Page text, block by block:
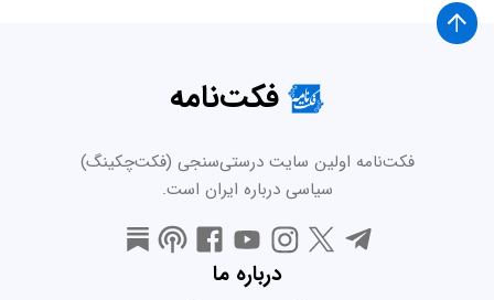
فکت‌نامه
فکت‌نامه اولین سایت درستی‌سنجی (فکت‌چکینگ)
سیاسی درباره ایران است.
درباره ما